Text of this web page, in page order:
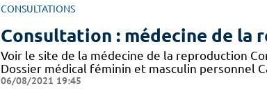
CONSULTATIONS
Consultation : médecine de la
Voir le site de la médecine de la reproduction
Dossier médical féminin et masculin personnel
06/08/2021 19:45